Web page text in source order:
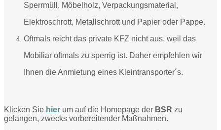
Sperrmüll, Möbelholz, Verpackungsmaterial,
Elektroschrott, Metallschrott und Papier oder Pappe.
Oftmals reicht das private KFZ nicht aus, weil das
Mobiliar oftmals zu sperrig ist. Daher empfehlen wir
Ihnen die Anmietung eines Kleintransporter´s.
Klicken Sie hier um auf die Homepage der BSR zu
gelangen, zwecks vorbereitender Maßnahmen.